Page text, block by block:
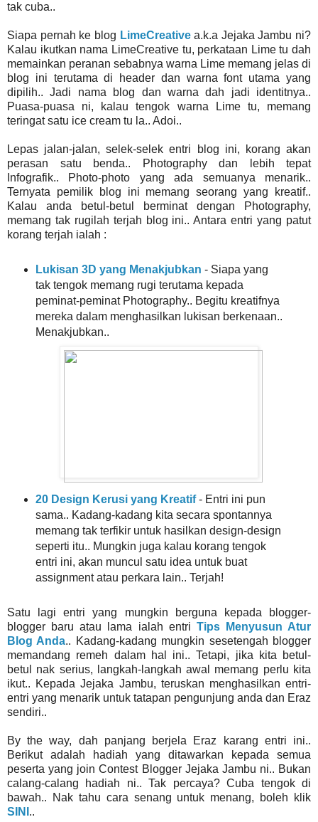
tak cuba..
Siapa pernah ke blog LimeCreativea.k.a Jejaka Jambu ni?
Kalau ikutkan nama LimeCreative tu, perkataan Lime tu dah
memainkan peranan sebabnya warna Lime memang jelas di
blog ini terutama di header dan warna font utama yang
dipilih.. Jadi nama blog dan warna dah jadi identitnya..
Puasa-puasa ni, kalau tengok warna Lime tu, memang
teringat satu ice cream tu la.. Adoi..
Lepas jalan-jalan, selek-selek entri blog ini, korang akan
perasan satu benda.. Photography dan lebih tepat
Infografik.. Photo-photo yang ada semuanya menarik..
Ternyata pemilik blog ini memang seorang yang kreatif..
Kalau anda betul-betul berminat dengan Photography,
memang tak rugilah terjah blog ini.. Antara entri yang patut
korang terjah ialah :
Lukisan 3D yang Menakjubkan - Siapa yang
tak tengok memang rugi terutama kepada
peminat-peminat Photography.. Begitu kreatifnya
mereka dalam menghasilkan lukisan berkenaan..
Menakjubkan..
20 Design Kerusi yang Kreatif- Entri ini pun
sama.. Kadang-kadang kita secara spontannya
memang tak terfikir untuk hasilkan design-design
seperti itu.. Mungkin juga kalau korang tengok
entri ini, akan muncul satu idea untuk buat
assignment atau perkara lain.. Terjah!
Satu lagi entri yang mungkin berguna kepada blogger-
blogger baru atau lama ialah entri Tips Menyusun Atur
Blog Anda.. Kadang-kadang mungkin sesetengah blogger
memandang remeh dalam hal ini.. Tetapi, jika kita betul-
betul nak serius, langkah-langkah awal memang perlu kita
ikut.. Kepada Jejaka Jambu, teruskan menghasilkan entri-
entri yang menarik untuk tatapan pengunjung anda dan Eraz
sendiri..
By the way, dah panjang berjela Eraz karang entri ini..
Berikut adalah hadiah yang ditawarkan kepada semua
peserta yang join Contest Blogger Jejaka Jambu ni.. Bukan
calang-calang hadiah ni.. Tak percaya? Cuba tengok di
bawah.. Nak tahu cara senang untuk menang, boleh klik
SINI ..